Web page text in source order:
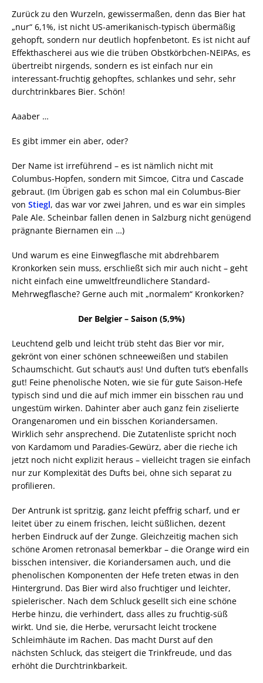
Zurück zu den Wurzeln, gewissermaßen, denn das Bier hat
„nur“ 6,1%, ist nicht US-amerikanisch-typisch übermäßig
gehopft, sondern nur deutlich hopfenbetont. Es ist nicht auf
Effekthascherei aus wie die trüben Obstkörbchen-NEIPAs, es
übertreibt nirgends, sondern es ist einfach nur ein
interessant-fruchtig gehopftes, schlankes und sehr, sehr
durchtrinkbares Bier. Schön!
Aaaber …
Es gibt immer ein aber, oder?
Der Name ist irreführend – es ist nämlich nicht mit
Columbus-Hopfen, sondern mit Simcoe, Citra und Cascade
gebraut. (Im Übrigen gab es schon mal ein Columbus-Bier
von Stiegl, das war vor zwei Jahren, und es war ein simples
Pale Ale. Scheinbar fallen denen in Salzburg nicht genügend
prägnante Biernamen ein …)
Und warum es eine Einwegflasche mit abdrehbarem
Kronkorken sein muss, erschließt sich mir auch nicht – geht
nicht einfach eine umweltfreundlichere Standard-
Mehrwegflasche? Gerne auch mit „normalem“ Kronkorken?
Der Belgier – Saison (5,9%)
Leuchtend gelb und leicht trüb steht das Bier vor mir,
gekrönt von einer schönen schneeweißen und stabilen
Schaumschicht. Gut schaut’s aus! Und duften tut’s ebenfalls
gut! Feine phenolische Noten, wie sie für gute Saison-Hefe
typisch sind und die auf mich immer ein bisschen rau und
ungestüm wirken. Dahinter aber auch ganz fein ziselierte
Orangenaromen und ein bisschen Koriandersamen.
Wirklich sehr ansprechend. Die Zutatenliste spricht noch
von Kardamom und Paradies-Gewürz, aber die rieche ich
jetzt noch nicht explizit heraus – vielleicht tragen sie einfach
nur zur Komplexität des Dufts bei, ohne sich separat zu
profilieren.
Der Antrunk ist spritzig, ganz leicht pfeffrig scharf, und er
leitet über zu einem frischen, leicht süßlichen, dezent
herben Eindruck auf der Zunge. Gleichzeitig machen sich
schöne Aromen retronasal bemerkbar – die Orange wird ein
bisschen intensiver, die Koriandersamen auch, und die
phenolischen Komponenten der Hefe treten etwas in den
Hintergrund. Das Bier wird also fruchtiger und leichter,
spielerischer. Nach dem Schluck gesellt sich eine schöne
Herbe hinzu, die verhindert, dass alles zu fruchtig-süß
wirkt. Und sie, die Herbe, verursacht leicht trockene
Schleimhäute im Rachen. Das macht Durst auf den
nächsten Schluck, das steigert die Trinkfreude, und das
erhöht die Durchtrinkbarkeit.